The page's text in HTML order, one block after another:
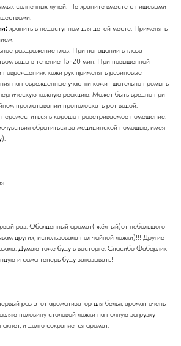
солнечных лучей. Не храните вместе с пищевыми
хранить в недоступном для детей месте. Применять
раздражение глаз. При попадании в глаза
воды в течение 15-20 мин. При повышенной
повреждениях кожи рук применять резиновые
на поврежденные участки кожи тщательно промыть
кожную реакцию. Может быть вредно при
проглатывании прополоскать рот водой.
в хорошо проветриваемое помещение.
обратиться за медицинской помощью, имея
раз. Обалденный аромат( жëлтый)от небольшого
других, использовала пол чайной ложки)!!! Другие
Думаю тоже буду в восторге. Спасибо Фаберлик!
и сама теперь буду заказывать!!!
раз этот ароматизатор для белья, аромат очень
половину столовой ложки на полную загрузку
и долго сохраняется аромат.